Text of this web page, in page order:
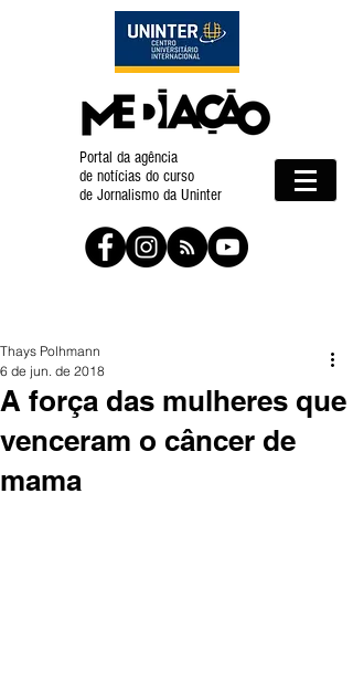
Portal da agência
de notícias do curso
de Jornalismo da Uninter
A força das mulheres que
venceram o câncer de
mama
Thays Polhmann
6 de jun. de 2018